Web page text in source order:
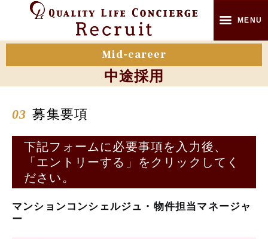
MENU
オフィシャルサイト TOP
新卒採用
パート・アルバイト採用
コンシュルジュとは
Mid-career
中途採用
03 募集要項
下記フォームに必要事項を入力後、
「エントリーする」をクリックしてく
ださい。
マンションコンシェルジュ・物件担当マネージャ
ー